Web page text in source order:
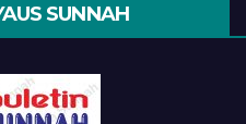
SUNNAH